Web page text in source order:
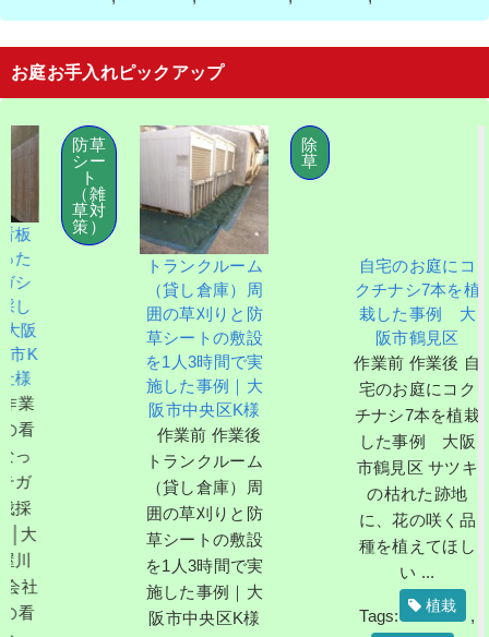
お庭お手入れピックアップ
防草
策）
トランクルーム
（貸し倉庫）周
囲の草刈りと防
草シートの敷設
を1人3時間で実
施した事例｜大
阪市中央区K様
作業前 作業後
トランクルーム
（貸し倉庫）周
囲の草刈りと防
草シートの敷設
を1人3時間で実
施した事例｜大
阪市中央区K様
除
草
自宅のお庭にコ
クチナシ7本を植
栽した事例 大
阪市鶴見区
作業前 作業後 自
宅のお庭にコク
チナシ7本を植栽
した事例 大阪
市鶴見区 サツキ
の枯れた跡地
に、花の咲く品
種を植えてほし
,